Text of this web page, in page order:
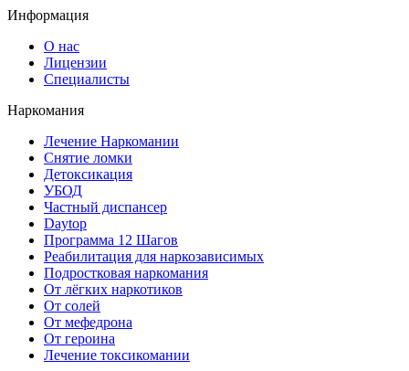
Информация
О нас
Лицензии
Специалисты
Наркомания
Лечение Наркомании
Снятие ломки
Детоксикация
УБОД
Частный диспансер
Daytop
Программа 12 Шагов
Реабилитация для наркозависимых
Подростковая наркомания
От лёгких наркотиков
От солей
От мефедрона
От героина
Лечение токсикомании